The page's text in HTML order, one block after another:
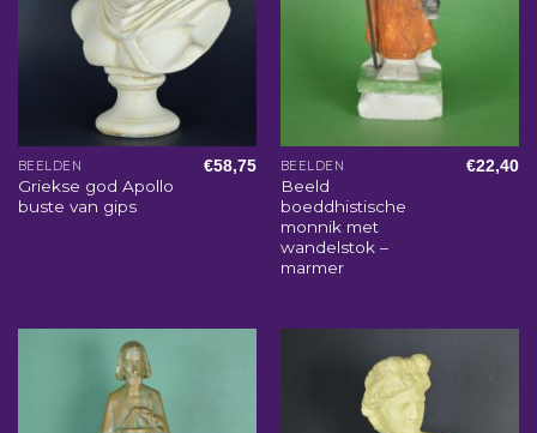
BEELDEN
Griekse god Apollo
buste van gips
€58,75 BEELDEN
Beeld
boeddhistische
monnik met
wandelstok –
marmer
€22,40